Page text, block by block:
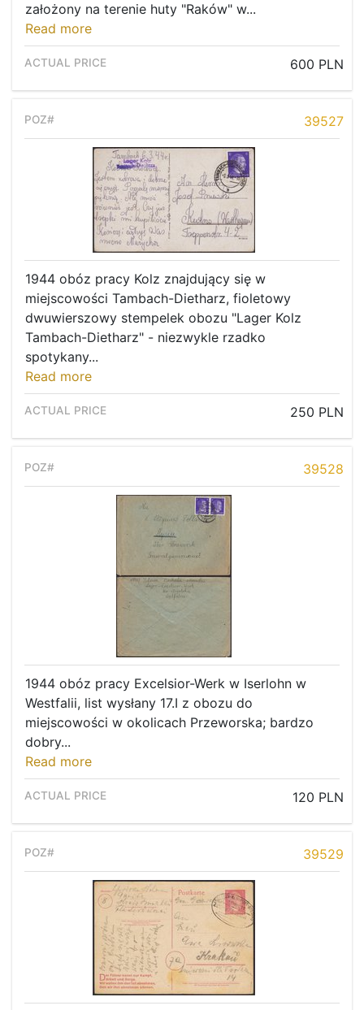
założony na terenie huty "Raków" w...
Read more
600 PLN
39527
1944 obóz pracy Kolz znajdujący się w
miejscowości Tambach-Dietharz, fioletowy
dwuwierszowy stempelek obozu "Lager Kolz
Tambach-Dietharz" - niezwykle rzadko
spotykany...
Read more
250 PLN
39528
1944 obóz pracy Excelsior-Werk w Iserlohn w
Westfalii, list wysłany 17.I z obozu do
miejscowości w okolicach Przeworska; bardzo
dobry...
Read more
120 PLN
39529